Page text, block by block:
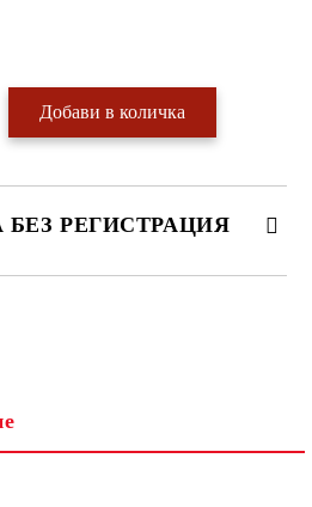
РЕГИСТРАЦИЯ